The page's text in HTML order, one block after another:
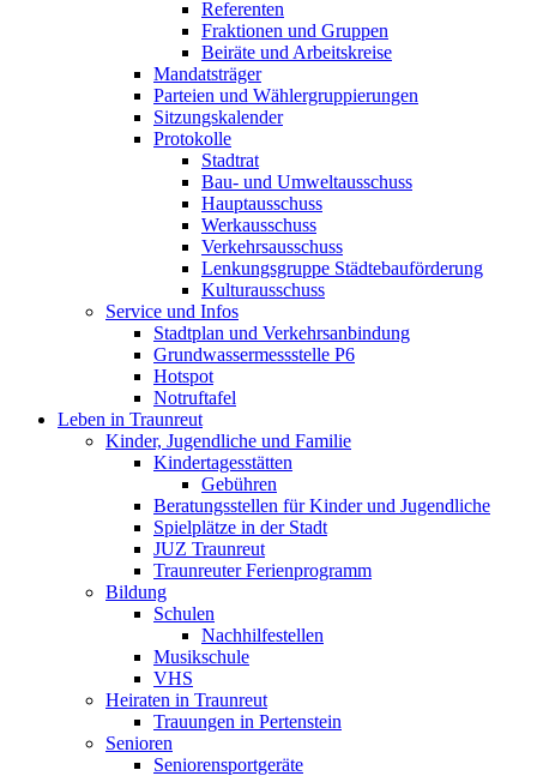
Referenten
Fraktionen und Gruppen
Beiräte und Arbeitskreise
Mandatsträger
Parteien und Wählergruppierungen
Sitzungskalender
Protokolle
Stadtrat
Bau- und Umweltausschuss
Hauptausschuss
Werkausschuss
Verkehrsausschuss
Lenkungsgruppe Städtebauförderung
Kulturausschuss
Service und Infos
Stadtplan und Verkehrsanbindung
Grundwassermessstelle P6
Hotspot
Notruftafel
Leben in Traunreut
Kinder, Jugendliche und Familie
Kindertagesstätten
Gebühren
Beratungsstellen für Kinder und Jugendliche
Spielplätze in der Stadt
JUZ Traunreut
Traunreuter Ferienprogramm
Bildung
Schulen
Nachhilfestellen
Musikschule
VHS
Heiraten in Traunreut
Trauungen in Pertenstein
Senioren
Seniorensportgeräte